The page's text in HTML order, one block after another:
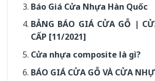
Báo Giá Cửa Nhựa Hàn Quốc
BẢNG BÁO GIÁ CỬA GỖ |
CẤP [11/2021]
Cửa nhựa composite là gì?
BÁO GIÁ CỬA GỖ VÀ CỬA